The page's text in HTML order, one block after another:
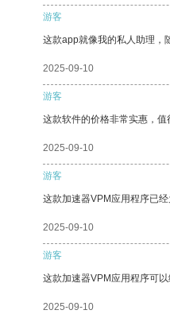
游客
这款app就像我的私人助理，
2025-09-10
游客
这款软件的价格非常实惠，值
2025-09-10
游客
这款加速器VPM应用程序已
2025-09-10
游客
这款加速器VPM应用程序可
2025-09-10